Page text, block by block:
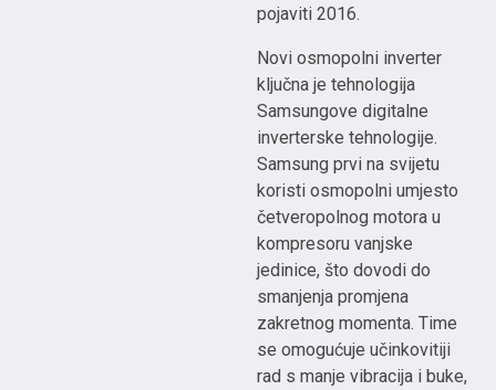
pojaviti 2016.
Novi osmopolni inverter
ključna je tehnologija
Samsungove digitalne
inverterske tehnologije.
Samsung prvi na svijetu
koristi osmopolni umjesto
četveropolnog motora u
kompresoru vanjske
jedinice, što dovodi do
smanjenja promjena
zakretnog momenta. Time
se omogućuje učinkovitiji
rad s manje vibracija i buke,